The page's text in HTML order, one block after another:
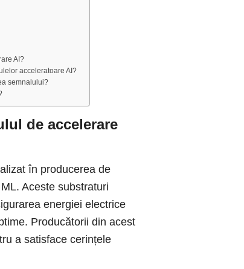
AI?
acceleratoare AI?
semnalului?
de accelerare
în producerea de
Aceste substraturi
energiei electrice
Producătorii din acest
a satisface cerințele